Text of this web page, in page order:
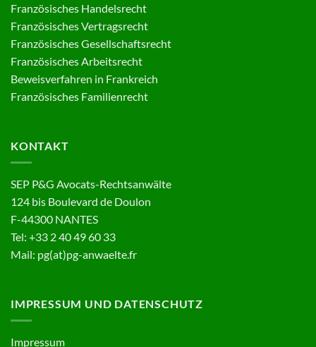
Französisches Handelsrecht
Französisches Vertragsrecht
Französisches Gesellschaftsrecht
Französisches Arbeitsrecht
Beweisverfahren in Frankreich
Französisches Familienrecht
KONTAKT
SEP P&G Avocats-Rechtsanwälte
124 bis Boulevard de Doulon
F-44300 NANTES
Tel: +33 2 40 49 60 33
Mail: pg(at)pg-anwaelte.fr
IMPRESSUM UND DATENSCHUTZ
Impressum